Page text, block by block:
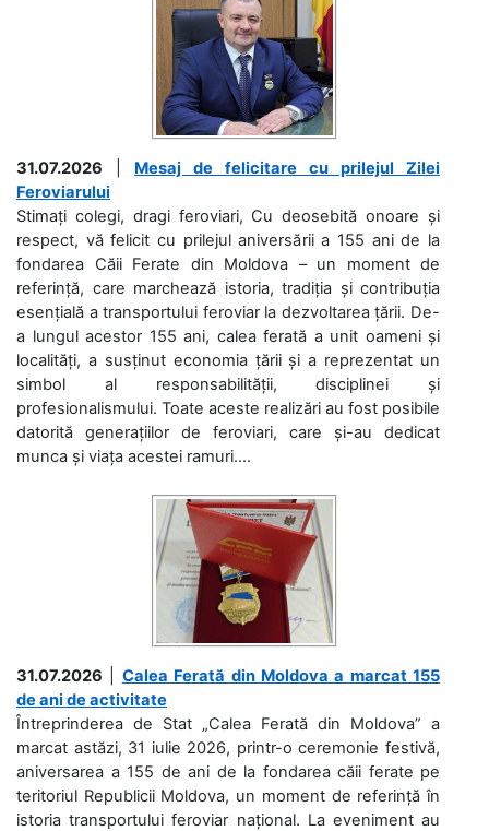
31.07.2026
Mesaj de felicitare cu prilejul Zilei
Feroviarului
Stimați colegi, dragi feroviari, Cu deosebită onoare și
respect, vă felicit cu prilejul aniversării a 155 ani de la
fondarea Căii Ferate din Moldova – un moment de
referință, care marchează istoria, tradiția și contribuția
esențială a transportului feroviar la dezvoltarea țării. De-
a lungul acestor 155 ani, calea ferată a unit oameni și
localități, a susținut economia țării și a reprezentat un
simbol al responsabilității, disciplinei și
profesionalismului. Toate aceste realizări au fost posibile
datorită generațiilor de feroviari, care și-au dedicat
munca și viața acestei ramuri....
31.07.2026
Calea Ferată din Moldova a marcat 155
de ani de activitate
Întreprinderea de Stat „Calea Ferată din Moldova” a
marcat astăzi, 31 iulie 2026, printr-o ceremonie festivă,
aniversarea a 155 de ani de la fondarea căii ferate pe
teritoriul Republicii Moldova, un moment de referință în
istoria transportului feroviar național. La eveniment au